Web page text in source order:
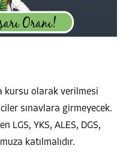
kursu olarak verilmesi
sınavlara girmeyecek.
LGS, YKS, ALES, DGS,
katılmalıdır.